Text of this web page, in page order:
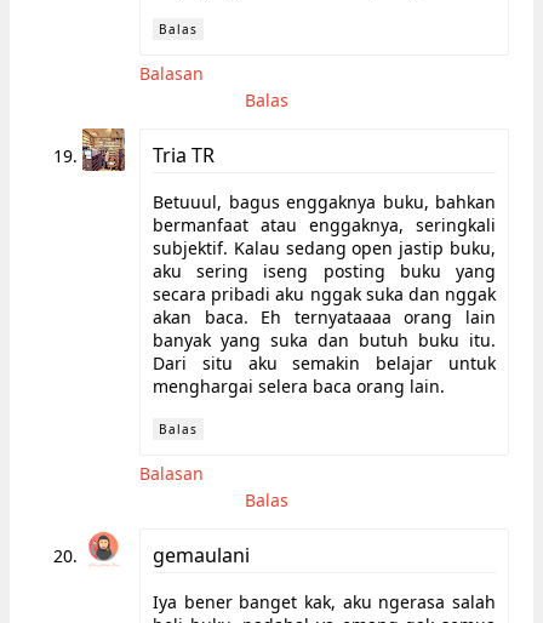
Balas
Balasan
Balas
Tria TR
Betuuul, bagus enggaknya buku, bahkan
bermanfaat atau enggaknya, seringkali
subjektif. Kalau sedang open jastip buku,
aku sering iseng posting buku yang
secara pribadi aku nggak suka dan nggak
akan baca. Eh ternyataaaa orang lain
banyak yang suka dan butuh buku itu.
Dari situ aku semakin belajar untuk
menghargai selera baca orang lain.
Balas
Balasan
Balas
gemaulani
Iya bener banget kak, aku ngerasa salah